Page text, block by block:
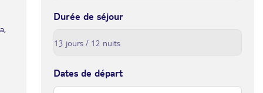
Durée de séjour
Dates de départ